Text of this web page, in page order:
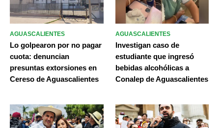
AGUASCALIENTES
Lo golpearon por no pagar
cuota: denuncian
presuntas extorsiones en
Cereso de Aguascalientes
AGUASCALIENTES
Investigan caso de
estudiante que ingresó
bebidas alcohólicas a
Conalep de Aguascalientes